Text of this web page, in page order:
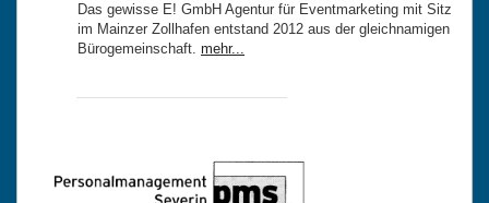
Das gewisse E! GmbH Agentur für Eventmarketing mit Sitz
im Mainzer Zollhafen entstand 2012 aus der gleichnamigen
Bürogemeinschaft. mehr...